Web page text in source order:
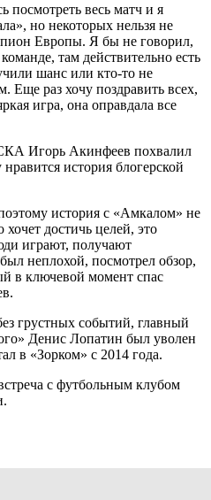
посмотреть весь матч и я
но некоторых нельзя не
Европы. Я бы не говорил,
там действительно есть
шанс или кто-то не
Еще раз хочу поздравить всех,
игра, она оправдала все
Игорь Акинфеев похвалил
история блогерской
история с «Амкалом» не
достичь целей, это
играют, получают
неплохой, посмотрел обзор,
в ключевой момент спас
грустных событий, главный
Денис Лопатин был уволен
в «Зорком» с 2014 года.
с футбольным клубом